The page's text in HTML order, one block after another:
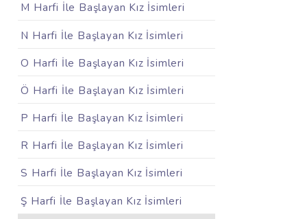
M Harfi İle Başlayan Kız İsimleri
N Harfi İle Başlayan Kız İsimleri
O Harfi İle Başlayan Kız İsimleri
Ö Harfi İle Başlayan Kız İsimleri
P Harfi İle Başlayan Kız İsimleri
R Harfi İle Başlayan Kız İsimleri
S Harfi İle Başlayan Kız İsimleri
Ş Harfi İle Başlayan Kız İsimleri